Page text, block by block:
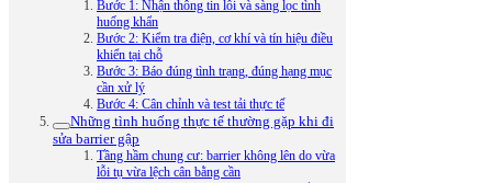
Bước 1: Nhận thông tin lỗi và sàng lọc tình
huống khẩn
Bước 2: Kiểm tra điện, cơ khí và tín hiệu điều
khiển tại chỗ
Bước 3: Báo đúng tình trạng, đúng hạng mục
cần xử lý
Bước 4: Cân chỉnh và test tải thực tế
Những tình huống thực tế thường gặp khi đi
sửa barrier gập
Tầng hầm chung cư: barrier không lên do vừa
lỗi tụ vừa lệch cân bằng cần